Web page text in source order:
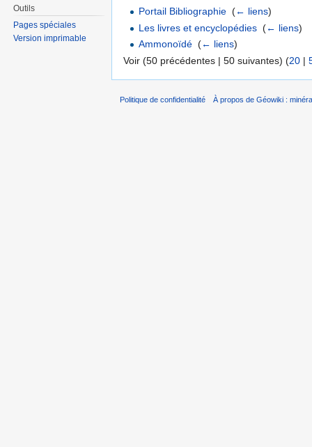
Portail Bibliographie ‎(← liens)
Les livres et encyclopédies ‎(← liens)
Ammonoïdé ‎(← liens)
Voir (50 précédentes | 50 suivantes) (20 |
Outils
Pages spéciales
Version imprimable
Politique de confidentialité À propos de Géowiki :